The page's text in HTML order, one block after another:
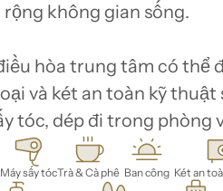
rộng không gian sống.
hòa trung tâm có thể
và két an toàn kỹ
tóc, dép đi trong phòng
Máy sấy tócTrà & Cà phê Ban công Két an